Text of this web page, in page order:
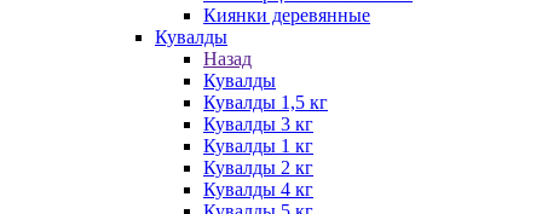
Киянки деревянные
Кувалды
Назад
Кувалды
Кувалды 1,5 кг
Кувалды 3 кг
Кувалды 1 кг
Кувалды 2 кг
Кувалды 4 кг